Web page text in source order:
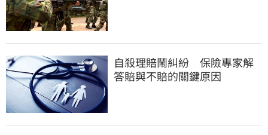
自殺理賠鬧糾紛 保險專家解
答賠與不賠的關鍵原因